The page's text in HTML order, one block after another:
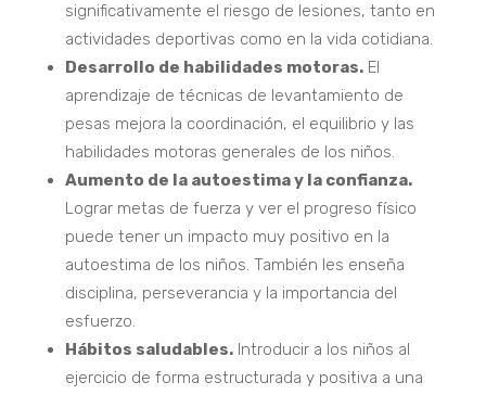
significativamente el riesgo de lesiones, tanto en
actividades deportivas como en la vida cotidiana.
Desarrollo de habilidades motoras.El
aprendizaje de técnicas de levantamiento de
pesas mejora la coordinación, el equilibrio y las
habilidades motoras generales de los niños.
Aumento de la autoestima y la confianza.
Lograr metas de fuerza y ver el progreso físico
puede tener un impacto muy positivo en la
autoestima de los niños. También les enseña
disciplina, perseverancia y la importancia del
esfuerzo.
Hábitos saludables.Introducir a los niños al
ejercicio de forma estructurada y positiva a una